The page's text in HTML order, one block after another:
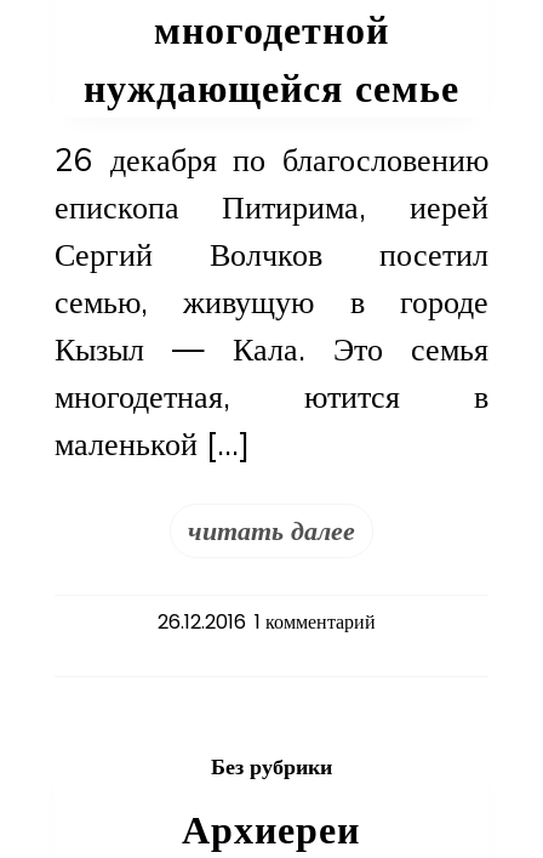
многодетной
нуждающейся семье
26 декабря по благословению
епископа Питирима, иерей
Сергий Волчков посетил
семью, живущую в городе
Кызыл — Кала. Это семья
многодетная, ютится в
маленькой […]
читать далее
26.12.2016 1 комментарий
Без рубрики
Архиереи